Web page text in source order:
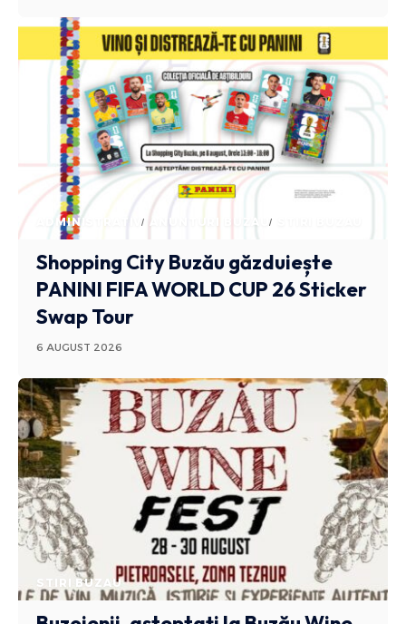
ADMINISTRATIV ANUNTURI BUZAU
Shopping City Buzău găzduiește
PANINI FIFA WORLD CUP 26 Sticker
Swap Tour
6 AUGUST 2026
STIRI BUZAU